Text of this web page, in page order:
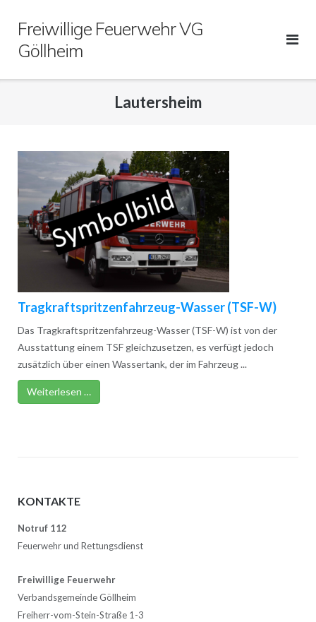
Freiwillige Feuerwehr VG
Göllheim
Lautersheim
Tragkraftspritzenfahrzeug-Wasser (TSF-W)
Das Tragkraftspritzenfahrzeug-Wasser (TSF-W) ist von der
Ausstattung einem TSF gleichzusetzen, es verfügt jedoch
zusätzlich über einen Wassertank, der im Fahrzeug ...
Weiterlesen …
KONTAKTE
Notruf 112
Feuerwehr und Rettungsdienst
Freiwillige Feuerwehr
Verbandsgemeinde Göllheim
Freiherr-vom-Stein-Straße 1-3